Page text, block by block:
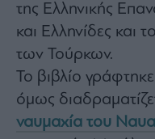
Privacy
Policy
and
Terms
Service
της Ελληνικής
και Ελληνίδες και
των Τούρκων.
Το βιβλίο
όμως
ναυμαχία του